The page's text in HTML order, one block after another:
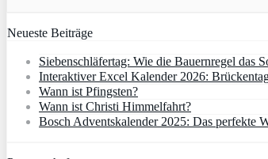
Neueste Beiträge
Siebenschläfertag: Wie die Bauernregel das
Interaktiver Excel Kalender 2026:
Wann ist Pfingsten?
Wann ist Christi Himmelfahrt?
Bosch Adventskalender 2025: Das perfekte